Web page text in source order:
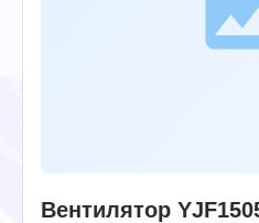
Вентилятор